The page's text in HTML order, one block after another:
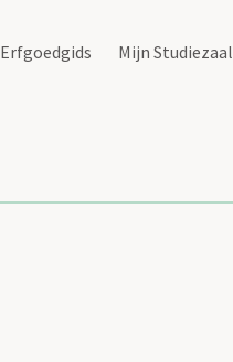
Erfgoedgids Mijn Studiezaal